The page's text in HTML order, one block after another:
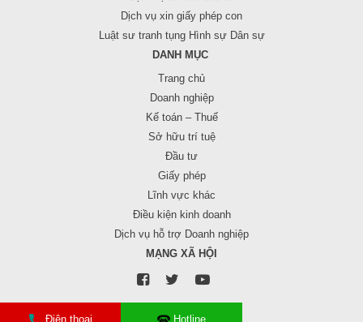
Điện thoại Hotline
Dịch vụ xin giấy phép con
Luật sư tranh tụng Hình sự Dân sự
DANH MỤC
Trang chủ
Doanh nghiệp
Kế toán – Thuế
Sở hữu trí tuệ
Đầu tư
Giấy phép
Lĩnh vực khác
Điều kiện kinh doanh
Dịch vụ hỗ trợ Doanh nghiệp
MẠNG XÃ HỘI